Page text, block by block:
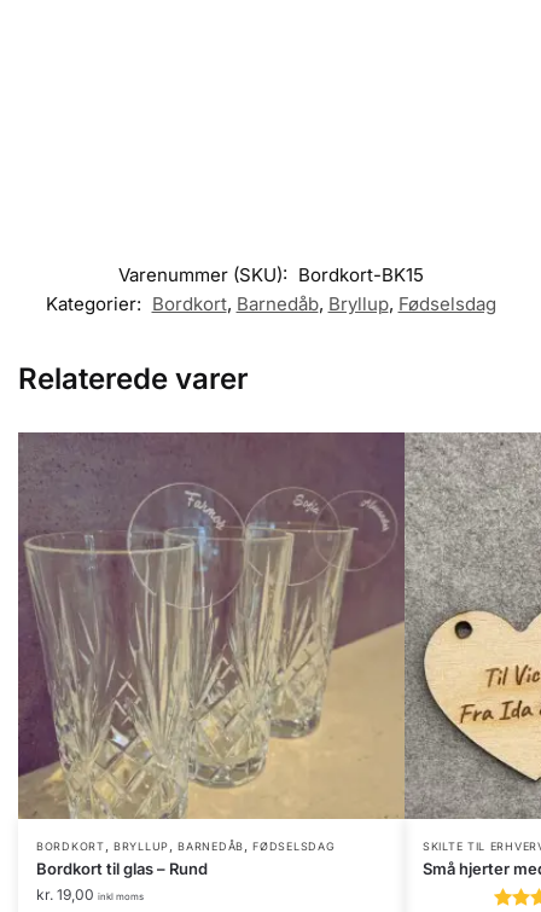
Varenummer (SKU): Bordkort-BK15
Kategorier: Bordkort, Barnedåb, Bryllup, Fødselsdag
Relaterede varer
BORDKORT,BRYLLUP,BARNEDÅB,FØDSELSDAG
Bordkort til glas – Rund
kr. 19,00 inkl moms
SKILTE TIL
Små hjerter